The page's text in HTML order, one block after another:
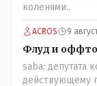
коленями..
ACROS 9
Флуд и
saba: депутата
действующему